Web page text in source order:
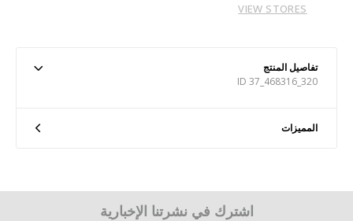
VIEW STORES
تفاصيل المنتج
ID 37_468316_320
المميزات
اشترك في نشرتنا الإخبارية